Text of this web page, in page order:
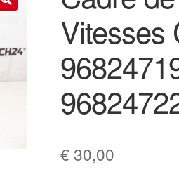
Vitesses
€ 30,00